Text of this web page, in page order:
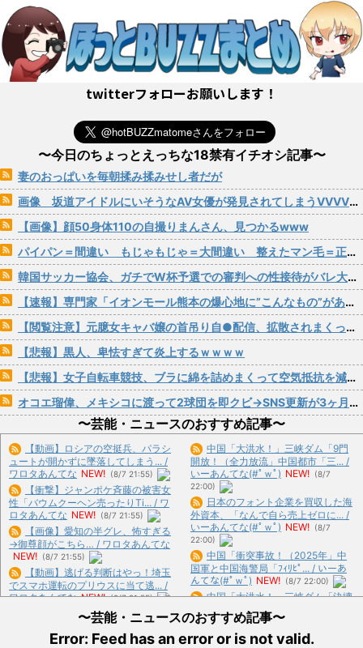
twitterフォローお願いします！
〜今日のちょっとえっちな18禁有イチオシ記事〜
妻のおっぱいを毎朝揉み揉みせし者だが
画像 坂道アイドルにいそうなAV女優が発見されてしまうVVVVVVVVVVVVVVVVVVVVVVVVVV
【画像】顔50身体110の自撮りまんさん、見つかるwww
パイパン＝間違い もじゃもじゃ＝大間違い 整えたマン毛＝正解！
韓国サッカー協会、ガチでW杯予選での審判への性接待がバレ大炎上大騒ぎにwww
【速報】専門家「イオンモール熊本の爆心地に”こんなもの”があったんだけど…」
【閲覧注意】元臆女キャバ嬢の首吊り自●配信、拡散されまくって終わるｗｗｗｗｗｗｗ
【悲報】黒人、卑怯すぎて炎上するｗｗｗｗ
【悲報】女子自転車競技、ブラに綿を詰めまくって空気抵抗を減らすチート技が発覚ｗｗｗ
オコエ瑠偉、メキシコに渡って2球団を即クビ→SNS更新が3ヶ月間止まって消息不明に
〜芸能・ニュースのおすすめ記事〜
【動画】ロシアの空挺兵、パラシ
ュートが開かずに墜落してしまう... /
ワロタあんてな NEW! (8/7 21:55)
【衝撃】ジャンポケ斉藤の被害女
性「バウムクーヘン売ったりTi... / ワ
ロタあんてな NEW! (8/7 21:55)
【画像】愛知の半グレ、怖すぎる
→御尊顔がこちら… / ワロタあんてな
NEW! (8/7 21:55)
【動画】逃げる判断はやっ！埼玉
でスマホ運転のプリウスに当て逃... /
ワロタあんてな NEW! (8/7 21:55)
【魂ネイションズ】
「S.H.Figuarts」ほか 2026... / ワロタ
NEW! (8/7 21:55)
中国「大洪水！」三峡ダム「9門
開放！（全力放流」中国都市「三... /
いーあんてな(#ﾟｗﾟ) NEW! (8/7
22:00)
日本のフォント企業を買収した海
外資本、「なんで自ら売上ゼロに... /
いーあんてな(#ﾟｗﾟ) NEW! (8/7
22:00)
中国「衝突事故！（2025年」中
国軍と中国海警局「ﾌｨﾘﾋﾟ... / いーあ
んてな(#ﾟｗﾟ) NEW! (8/7 22:00)
中国「大洪水！」三峡ダム「決壊
危機」台風13号「三峡直撃確定... / い
ーあんてな(#ﾟｗﾟ) NEW!
〜芸能・ニュースのおすすめ記事〜
Error: Feed has an error or is not valid.